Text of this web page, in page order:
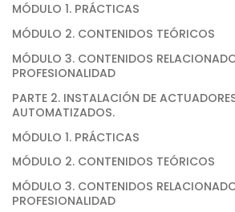
MÓDULO 1. PRÁCTICAS
MÓDULO 2. CONTENIDOS TEÓRICOS
MÓDULO 3. CONTENIDOS
PROFESIONALIDAD
PARTE 2. INSTALACIÓN DE
AUTOMATIZADOS.
MÓDULO 1. PRÁCTICAS
MÓDULO 2. CONTENIDOS TEÓRICOS
MÓDULO 3. CONTENIDOS
PROFESIONALIDAD